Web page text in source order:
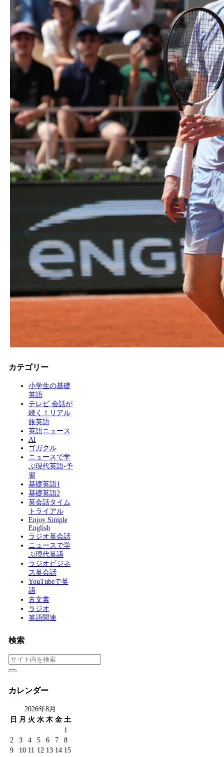
カテゴリー
小学生の基礎
英語
テレビ 会話が
続く！リアル
旅英語
英語ニュース
AI
ゴガクル
ニュースで学
ぶ現代英語-予
習
基礎英語1
基礎英語2
英会話タイム
トライアル
Enjoy Simple
English
ラジオ英会話
ニュースで学
ぶ現代英語
ラジオビジネ
ス英会話
YouTubeで英
語
古文書
ラジオ
英語関連
検索
カレンダー
2026年8月
日
月 火 水 木 金 土
1
2
3 4 5 6 7
8
9
10 11 12 13 14 15